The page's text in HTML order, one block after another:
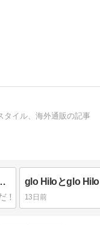
タイル、海外通販の記事
る｜glo Hyper proは大幅値下げ！
13日前